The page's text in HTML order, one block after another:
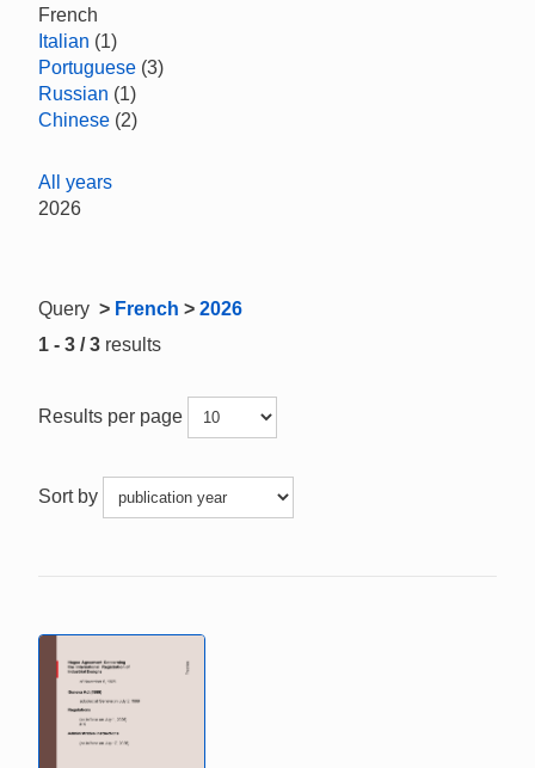
French
Italian (1)
Portuguese (3)
Russian (1)
Chinese (2)
All years
2026
Query > French > 2026
1 - 3 / 3 results
Results per page
Sort by